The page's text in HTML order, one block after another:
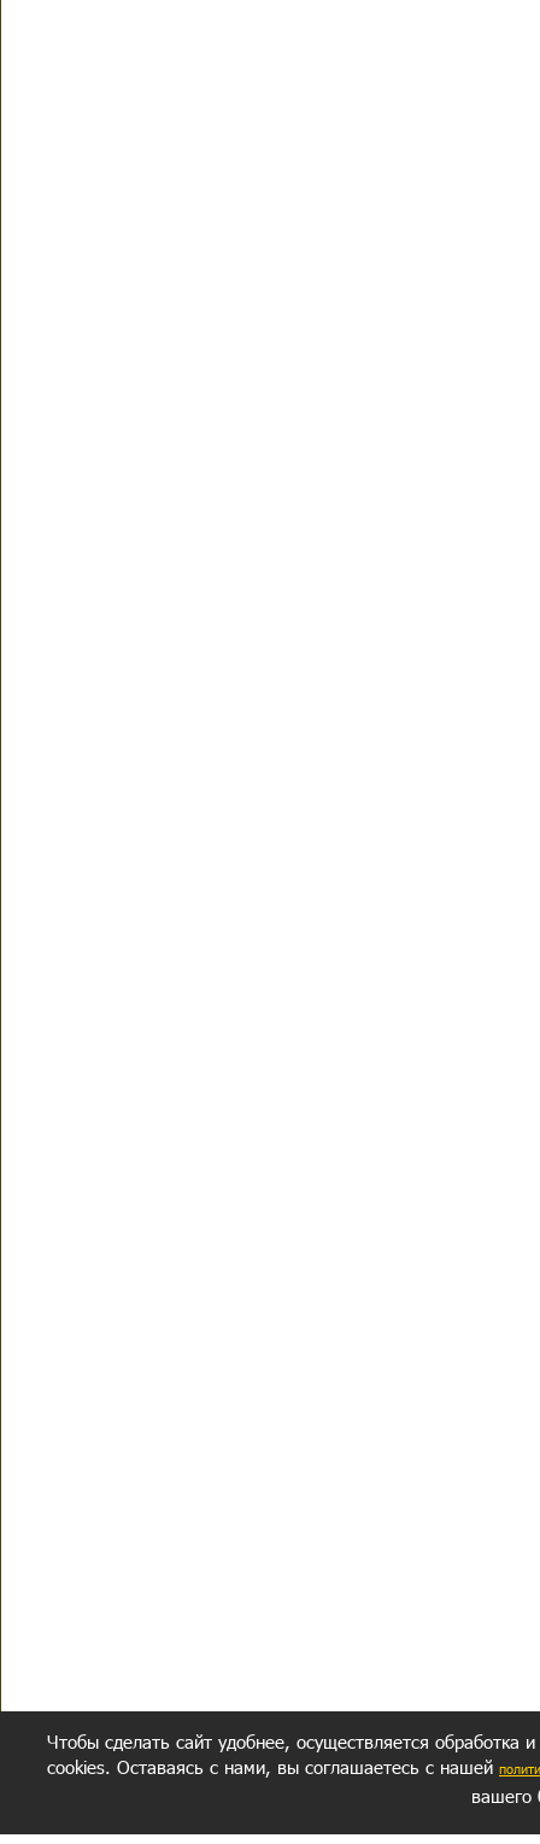
Чтобы сделать сайт удобнее, осуществляется обработка
cookies. Оставаясь с нами, вы соглашаетесь с нашей
вашего